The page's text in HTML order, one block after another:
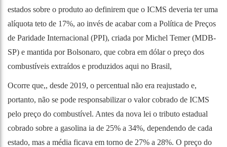
estados sobre o produto ao definirem que o ICMS deveria ter uma
alíquota teto de 17%, ao invés de acabar com a Política de Preços
de Paridade Internacional (PPI), criada por Michel Temer (MDB-
SP) e mantida por Bolsonaro, que cobra em dólar o preço dos
combustíveis extraídos e produzidos aqui no Brasil,
Ocorre que,, desde 2019, o percentual não era reajustado e,
portanto, não se pode responsabilizar o valor cobrado de ICMS
pelo preço do combustível. Antes da nova lei o tributo estadual
cobrado sobre a gasolina ia de 25% a 34%, dependendo de cada
estado, mas a média ficava em torno de 27% a 28%. O preço do